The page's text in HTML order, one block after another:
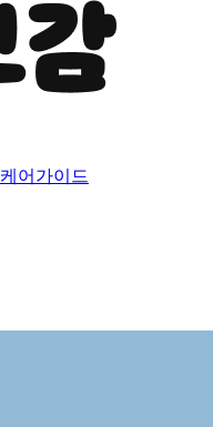
케어가이드